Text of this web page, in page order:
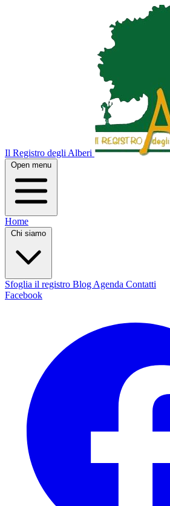
Il Registro degli Alberi
Open menu
Home
Chi siamo
Sfoglia il registro Blog Agenda Contatti
Facebook